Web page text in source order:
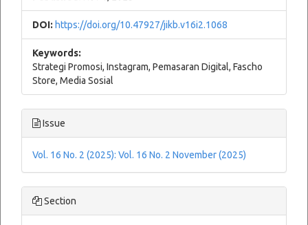
DOI: https://doi.org/10.47927/jikb.v16i2.1068
Keywords:
Strategi Promosi, Instagram, Pemasaran Digital, Fascho
Store, Media Sosial
Issue
Vol. 16 No. 2 (2025): Vol. 16 No. 2 November (2025)
Section